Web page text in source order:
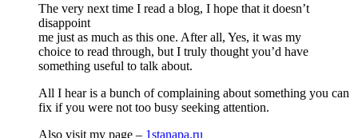
The very next time I read a blog, I hope that it doesn’t
disappoint
me just as much as this one. After all, Yes, it was my
choice to read through, but I truly thought you’d have
something useful to talk about.
All I hear is a bunch of complaining about something you can
fix if you were not too busy seeking attention.
Also visit my page – 1stanapa.ru